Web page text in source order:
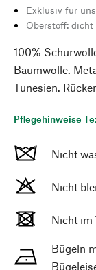
Exklusiv für
Oberstoff: dicht
100%
Baumwolle.
Tunesien.
Pflegehinweise
Nicht
Nicht
Nicht im
Bügeln